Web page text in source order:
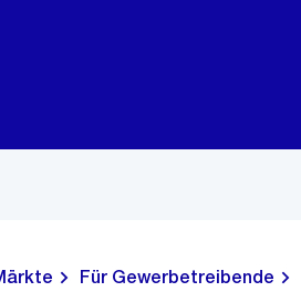
Für Gewerbetreibende